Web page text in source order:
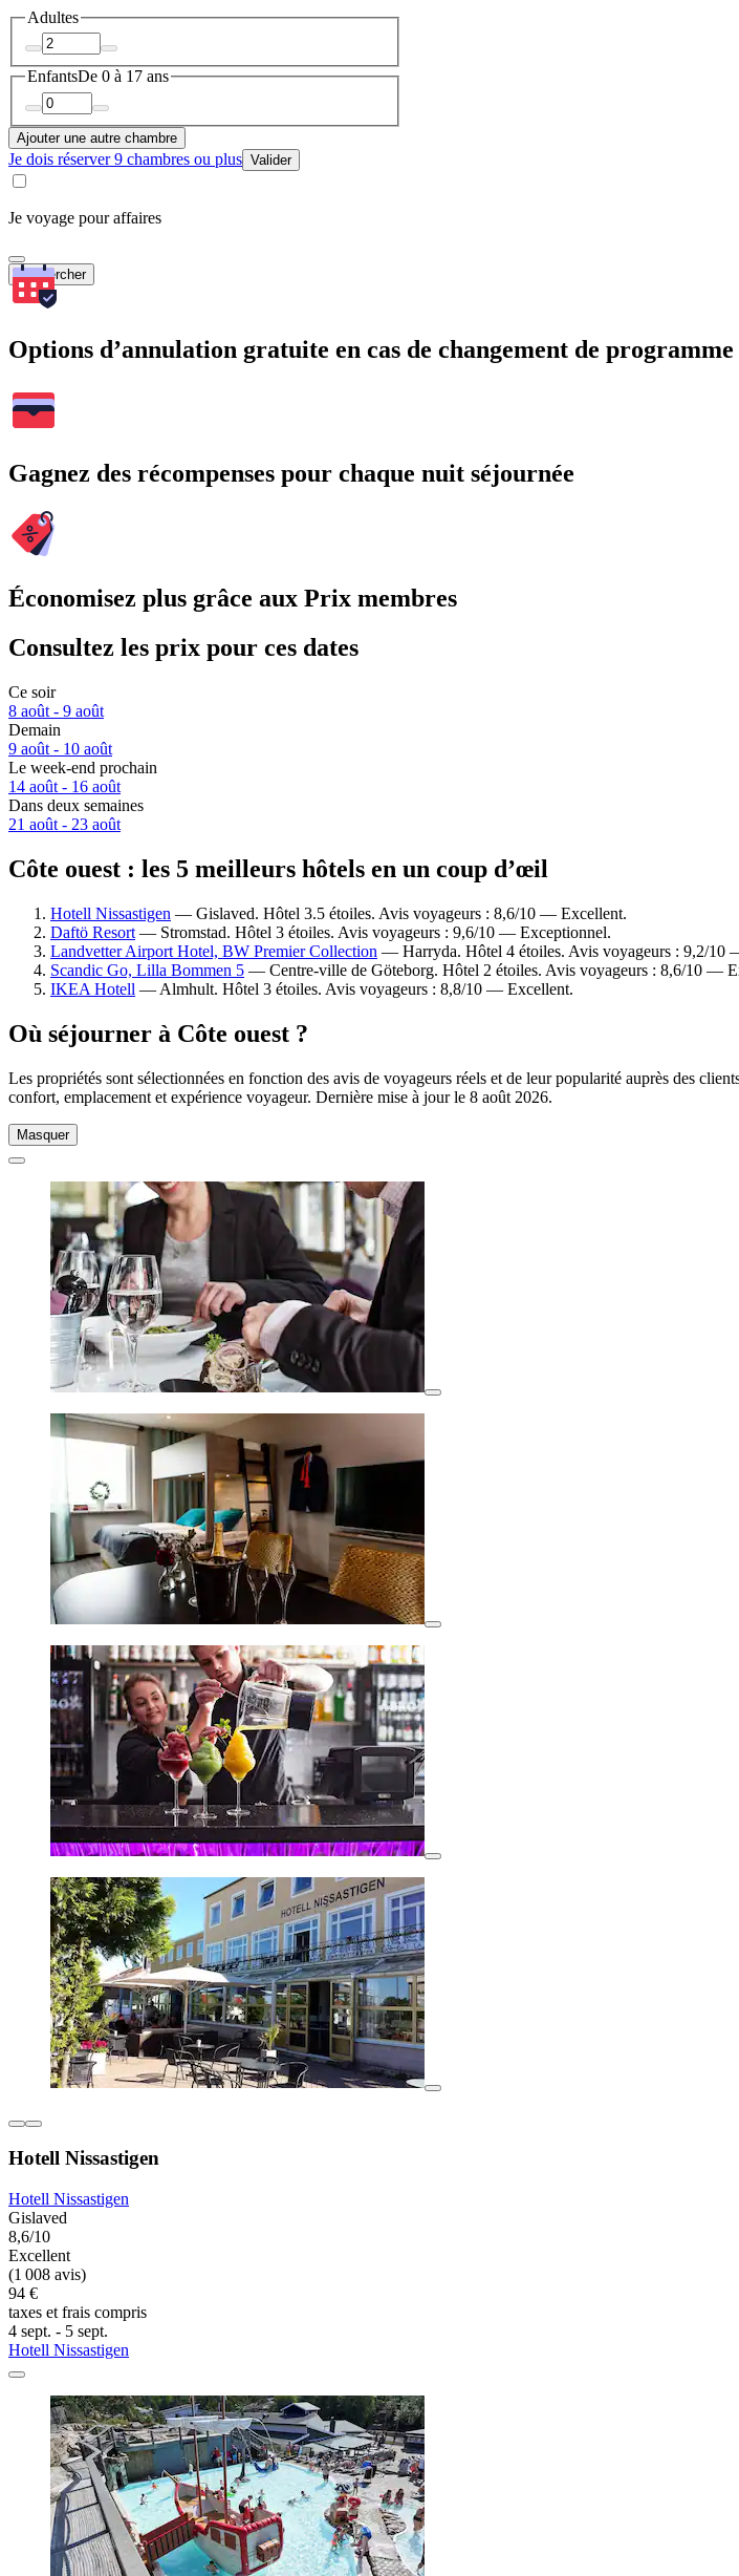
Adultes
EnfantsDe 0 à 17 ans
Ajouter une autre chambre
Je dois réserver 9 chambres ou plus Valider
Je voyage pour affaires
Rechercher
Options d’annulation gratuite en cas de changement de programme
Gagnez des récompenses pour chaque nuit séjournée
Économisez plus grâce aux Prix membres
Consultez les prix pour ces dates
Ce soir
8 août - 9 août
Demain
9 août - 10 août
Le week-end prochain
14 août - 16 août
Dans deux semaines
21 août - 23 août
Côte ouest : les 5 meilleurs hôtels en un coup d’œil
Hotell Nissastigen — Gislaved. Hôtel 3.5 étoiles. Avis voyageurs : 8,6/10 — Excellent.
Daftö Resort — Stromstad. Hôtel 3 étoiles. Avis voyageurs : 9,6/10 — Exceptionnel.
Landvetter Airport Hotel, BW Premier Collection — Harryda. Hôtel 4 étoiles. Avis voyageurs : 9,2/10
Scandic Go, Lilla Bommen 5 — Centre-ville de Göteborg. Hôtel 2 étoiles. Avis voyageurs : 8,6/10 —
IKEA Hotell — Almhult. Hôtel 3 étoiles. Avis voyageurs : 8,8/10 — Excellent.
Où séjourner à Côte ouest ?
Les propriétés sont sélectionnées en fonction des avis de voyageurs réels et de leur popularité auprès des
confort, emplacement et expérience voyageur. Dernière mise à jour le 8 août 2026.
Masquer
Hotell Nissastigen
Hotell Nissastigen
Gislaved
8,6/10
Excellent
(1 008 avis)
94 €
taxes et frais compris
4 sept. - 5 sept.
Hotell Nissastigen